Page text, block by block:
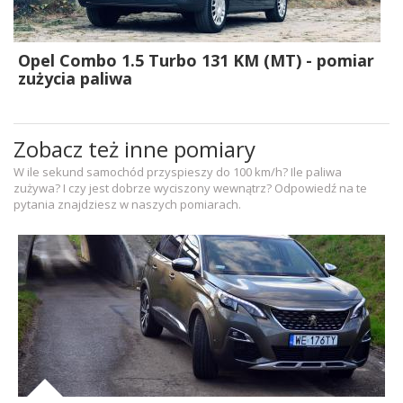
Opel Combo 1.5 Turbo 131 KM (MT) - pomiar
zużycia paliwa
Zobacz też inne pomiary
W ile sekund samochód przyspieszy do 100 km/h? Ile paliwa
zużywa? I czy jest dobrze wyciszony wewnątrz? Odpowiedź na te
pytania znajdziesz w naszych pomiarach.